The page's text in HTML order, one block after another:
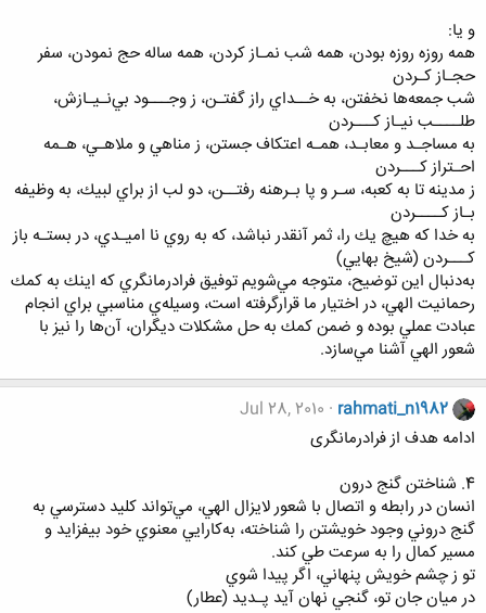
و يا:
همه روزه روزه بودن، همه شب نمـاز كردن، همه ساله حج نمودن، سفر
حجـاز كـردن
شب جمعه‌ها نخفتن، به خــداي راز گفتـن، ز وجـــود بي‌نـيـازش،
طلــــب نيـاز كـــردن
به مساجـد و معابـد، همـه اعتكاف جستن، ز مناهي و ملاهـي، هـمه
احـتراز كـــردن
ز مدينه تا به كعبه، سـر و پا بـرهنه رفتــن، دو لب از براي لبيك، به وظيفه
بـاز كــــردن
به خدا كه هيچ يك را، ثمر آنقدر نباشد، كه به روي نا اميـدي، در بستـه باز
كـــردن (شيخ بهايي)
به‌دنبال اين توضيح، متوجه مي‌شويم توفيق فرادرمانگري كه اينك به كمك
رحمانيت الهي، در اختيار ما قرارگرفته است، وسيله‌ي مناسبي براي انجام
عبادت عملي بوده و ضمن كمك به حل مشكلات ديگران، آن‌ها را نيز با
شعور الهي آشنا مي‌سازد.
rahmati_n1982
Jul 28, 2010
ادامه هدف از فرادرمانگری
4. شناختن گنج درون
انسان در رابطه و اتصال با شعور لايزال الهي، مي‌تواند كليد دسترسي به
گنج دروني وجود خويشتن را شناخته، به‌كارايي معنوي خود بيفزايد و
مسير كمال را به سرعت طي كند.
تو ز چشم خويش پنهاني، اگر پيدا شوي
در ميان‌ جان تو، گنجي نهان آيد پـديد (عطار)